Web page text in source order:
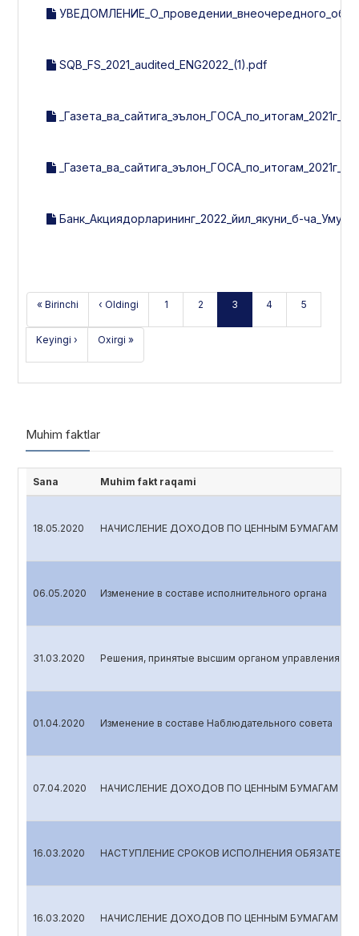
SQB_FS_2021_audited_ENG2022_(1).pdf
Банк_Акциядорларининг_2022_йил_якуни_б-
« Birinchi ‹ Oldingi 1 2 3 4 5
Keyingi › Oxirgi »
Muhim faktlar
Sana Muhim fakt raqami
18.05.2020 НАЧИСЛЕНИЕ ДОХОДОВ ПО ЦЕННЫМ БУМАГАМ
06.05.2020 Изменение в составе исполнительного органа
31.03.2020 Решения, принятые высшим органом управления
01.04.2020 Изменение в составе Наблюдательного совета
07.04.2020 НАЧИСЛЕНИЕ ДОХОДОВ ПО ЦЕННЫМ БУМАГАМ
16.03.2020 НАСТУПЛЕНИЕ СРОКОВ ИСПОЛНЕНИЯ
16.03.2020 НАЧИСЛЕНИЕ ДОХОДОВ ПО ЦЕННЫМ БУМАГАМ